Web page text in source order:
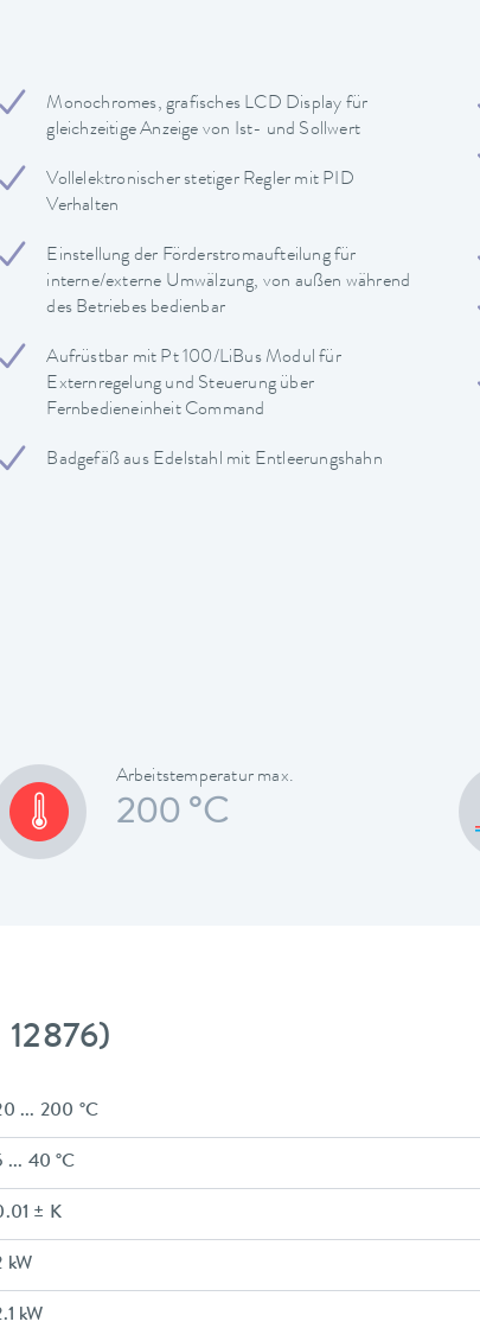
Monochromes, grafisches LCD Display für
gleichzeitige Anzeige von Ist- und Sollwert
Vollelektronischer stetiger Regler mit PID
Verhalten
Einstellung der Förderstromaufteilung für
interne/externe Umwälzung, von außen während
des Betriebes bedienbar
Aufrüstbar mit Pt 100/LiBus Modul für
Externregelung und Steuerung über
Fernbedieneinheit Command
Badgefäß aus Edelstahl mit Entleerungshahn
Arbeitstemperatur max.
200 °C
12876)
... 200 °C
... 40 °C
± K
kW
kW